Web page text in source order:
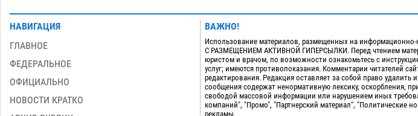
НАВИГАЦИЯ
ГЛАВНОЕ
ФЕДЕРАЛЬНОЕ
ОФИЦИАЛЬНО
НОВОСТИ КРАТКО
ВАЖНО!
Использование материалов, размещенных на
С РАЗМЕЩЕНИЕМ АКТИВНОЙ ГИПЕРСЫЛКИ. Перед чтением
юристом и врачом, по возможности ознакомьтесь с
услуг; имеются противопоказания. Комментарии читателей
редактирования. Редакция оставляет за собой право удалить
сообщения содержат ненормативную лексику, оскорбления,
свободой массовой информации или нарушением иных
компаний", "Промо", "Партнерский материал", "Политические
рекламы.